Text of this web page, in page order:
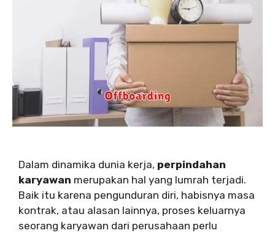
Dalam dinamika dunia kerja, perpindahan
karyawan merupakan hal yang lumrah terjadi.
Baik itu karena pengunduran diri, habisnya masa
kontrak, atau alasan lainnya, proses keluarnya
seorang karyawan dari perusahaan perlu